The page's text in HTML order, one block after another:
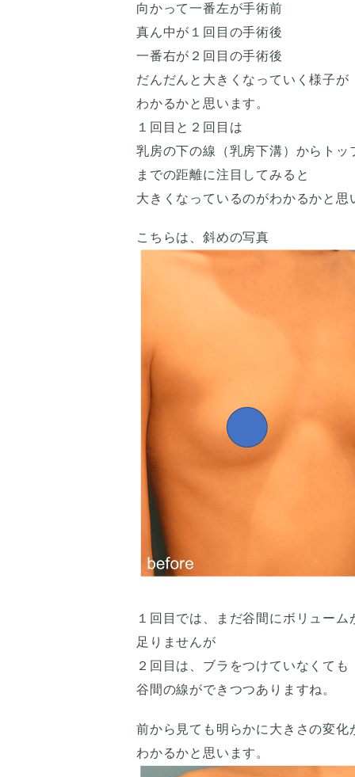
向かって一番左が手術前
真ん中が１回目の手術後
一番右が２回目の手術後
だんだんと大きくなっていく様子が
わかるかと思います。
１回目と２回目は
乳房の下の線（乳房下溝）からトッ
までの距離に注目してみると
大きくなっているのがわかるかと思
こちらは、斜めの写真
１回目では、まだ谷間にボリューム
足りませんが
２回目は、ブラをつけていなくても
谷間の線ができつつありますね。
前から見ても明らかに大きさの変化
わかるかと思います。